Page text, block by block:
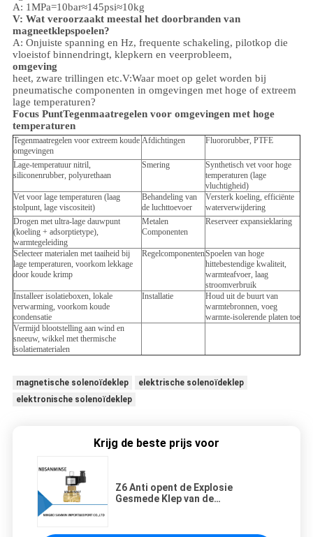
A: 1MPa=10bar≈145psi≈10kg
V: Wat veroorzaakt meestal het doorbranden van
magneetklepspoelen?
A: Onjuiste spanning en Hz, frequente schakeling, pilotkop die
vloeistof binnendringt, klepkern en veerprobleem,
omgeving
heet, zware trillingen etc.V:Waar moet op gelet worden bij
pneumatische componenten in omgevingen met hoge of extreem
lage temperaturen?
Focus PuntTegenmaatregelen voor omgevingen met hoge
temperaturen
Tegenmaatregelen voor extreem koude
omgevingen
Afdichtingen Fluororubber, PTFE
Lage-temperatuur nitril,
siliconenrubber, polyurethaan
Smering
Synthetisch vet voor hoge
temperaturen (lage
vluchtigheid)
Vet voor lage temperaturen (laag
stolpunt, lage viscositeit)
Behandeling van
de luchttoevoer
Versterk koeling, efficiënte
waterverwijdering
Drogen met ultra-lage dauwpunt
(koeling + adsorptietype),
warmtegeleiding
Metalen
Componenten
Reserveer expansieklaring
Selecteer materialen met taaiheid bij
lage temperaturen, voorkom lekkage
door koude krimp
RegelcomponentenSpoelen van hoge
hittebestendige kwaliteit,
warmteafvoer, laag
stroomverbruik
Installeer isolatieboxen, lokale
verwarming, voorkom koude
condensatie
Installatie
Houd uit de buurt van
warmtebronnen, voeg
warmte-isolerende platen toe
Vermijd blootstelling aan wind en
sneeuw, wikkel met thermische
isolatiematerialen
magnetische solenoïdeklep
elektrische solenoïdeklep
elektronische solenoïdeklep
Krijg de beste prijs voor
Z6 Anti opent de Explosie
Gesmede Klep van de